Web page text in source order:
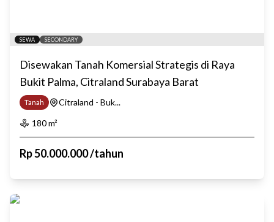
SEWA SECONDARY
Disewakan Tanah Komersial Strategis di Raya
Bukit Palma, Citraland Surabaya Barat
Tanah
Citraland - Buk...
180m²
Rp50.000.000/tahun